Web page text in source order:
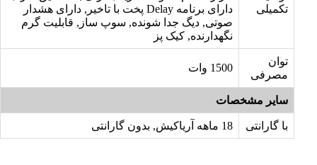
تکمیلی
دارای برنامه Delay پخت با تاخیر, دارای هشدار
صوتی, دیگ جدا شونده, سوپ ساز, قابلیت گرم
نگهدارنده, کیک پز
توان
مصرفی
1500 وات
سایر مشخصات
با گارانتی 18 ماهه آریاکیش, بدون گارانتی